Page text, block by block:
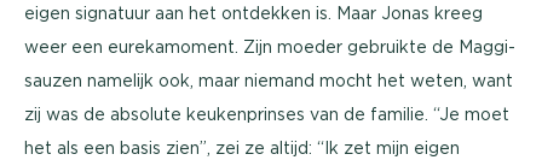
eigen signatuur aan het ontdekken is. Maar Jonas kreeg
weer een eurekamoment. Zijn moeder gebruikte de Maggi-
sauzen namelijk ook, maar niemand mocht het weten, want
zij was de absolute keukenprinses van de familie. “Je moet
het als een basis zien”, zei ze altijd: “Ik zet mijn eigen